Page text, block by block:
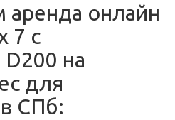
аренда онлайн
7 с
на
для
СПб: